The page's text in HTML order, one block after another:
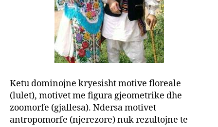
Ketu dominojne kryesisht motive floreale
(lulet), motivet me figura gjeometrike dhe
zoomorfe (gjallesa). Ndersa motivet
antropomorfe (njerezore) nuk rezultojne te